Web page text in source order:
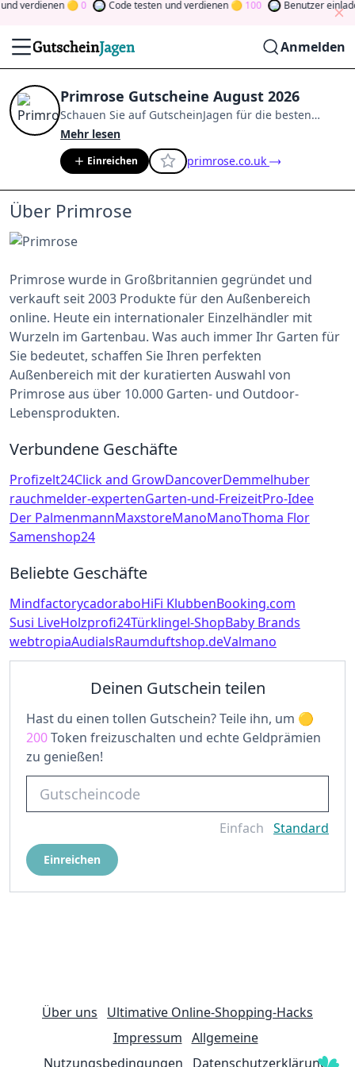
verdienen 0 Code testen und verdienen 100 Benutzer
Anmelden
Primrose Gutscheine August 2026
Schauen Sie auf GutscheinJagen für die besten
Primrose-Angebote im
Mitglied der Community
indem Sie durch Abstimmen, Testen, Teilen und
mehr beitragen.
Drehen Sie den Glücksklee
gewinnen Sie Geld
Mehr lesen
Einreichen primrose.co.uk
Über Primrose
Primrose wurde in Großbritannien gegründet und
verkauft seit 2003 Produkte für den Außenbereich
online. Heute ein internationaler Einzelhändler mit
Wurzeln im Gartenbau. Was auch immer Ihr Garten für
Sie bedeutet, schaffen Sie Ihren perfekten
Außenbereich mit der kuratierten Auswahl von
Primrose aus über 10.000 Garten- und Outdoor-
Lebensprodukten.
Verbundene Geschäfte
Profizelt24Click and GrowDancoverDemmelhuber
rauchmelder-expertenGarten-und-FreizeitPro-Idee
Der PalmenmannMaxstoreManoManoThoma Flor
Samenshop24
Beliebte Geschäfte
MindfactorycadoraboHiFi KlubbenBooking.com
Susi LiveHolzprofi24Türklingel-ShopBaby Brands
webtropiaAudialsRaumduftshop.deValmano
Deinen Gutschein teilen
Hast du einen tollen Gutschein? Teile ihn, um
200Token freizuschalten und echte Geldprämien
zu genießen!
Einfach Standard
Einreichen
Über uns
Ultimative Online-Shopping-Hacks
Impressum Allgemeine
Nutzungsbedingungen
Datenschutzerklärung